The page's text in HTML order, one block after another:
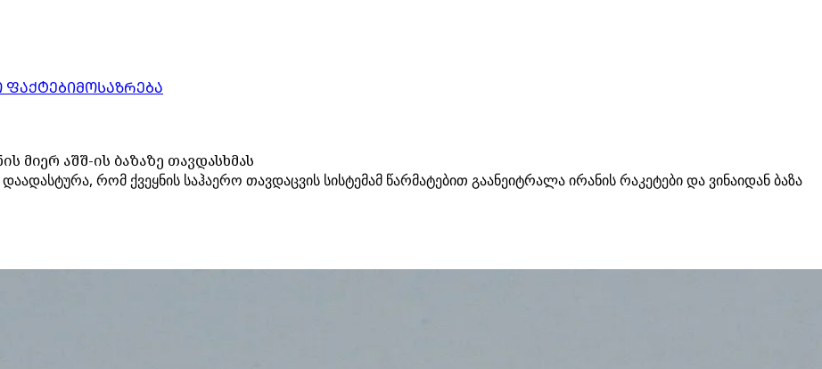
ᲤᲐᲥᲢᲔᲑᲘᲛᲝᲡᲐᲖᲠᲔᲑᲐ
მიერ აშშ-ის ბაზაზე თავდასხმას
რომ ქვეყნის საჰაერო თავდაცვის სისტემამ წარმატებით გაანეიტრალა ირანის რაკეტები და ვინაიდან ბაზა